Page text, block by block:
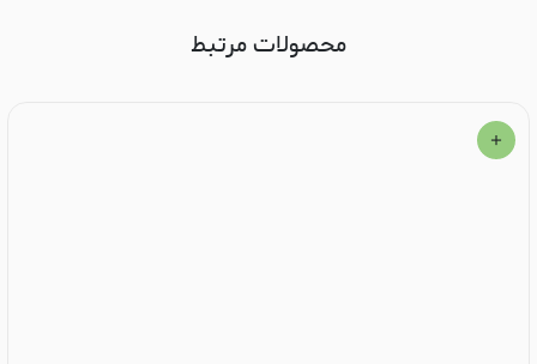
محصولات مرتبط